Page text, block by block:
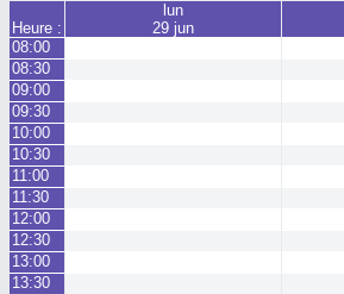
Heure :
lun
29 jun
08:00
08:30
09:00
09:30
10:00
10:30
11:00
11:30
12:00
12:30
13:00
13:30